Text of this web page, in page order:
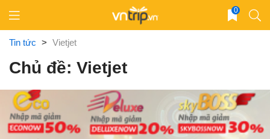
content
0
Tin tức > Vietjet
Chủ đề: Vietjet